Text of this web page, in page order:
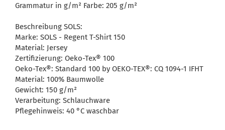
Grammatur in g/m² Farbe: 205 g/m²
Beschreibung SOLS:
Marke: SOLS - Regent T-Shirt 150
Material: Jersey
Zertifizierung: Oeko-Tex® 100
Oeko-Tex®: Standard 100 by OEKO-TEX®: CQ 1094-1 IFHT
Material: 100% Baumwolle
Gewicht: 150 g/m²
Verarbeitung: Schlauchware
Pflegehinweis: 40 °C waschbar